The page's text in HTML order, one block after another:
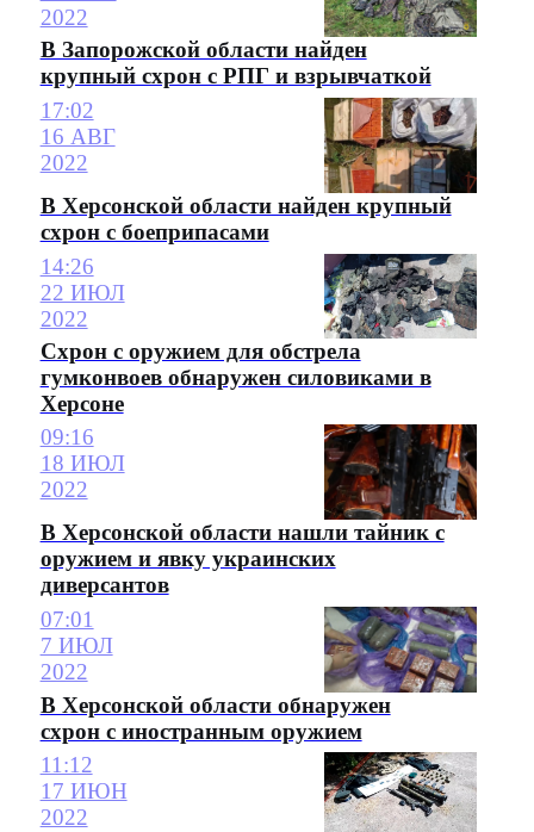
2022
В Запорожской области найден
крупный схрон с РПГ и взрывчаткой
17:02
16 АВГ
2022
В Херсонской области найден крупный
схрон с боеприпасами
14:26
22 ИЮЛ
2022
Схрон с оружием для обстрела
гумконвоев обнаружен силовиками в
Херсоне
09:16
18 ИЮЛ
2022
В Херсонской области нашли тайник с
оружием и явку украинских
диверсантов
07:01
7 ИЮЛ
2022
В Херсонской области обнаружен
схрон с иностранным оружием
11:12
17 ИЮН
2022